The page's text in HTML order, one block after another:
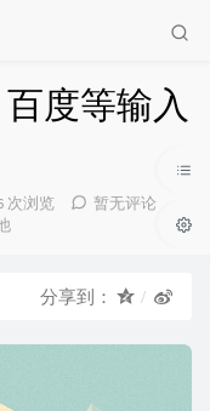
度等输入
次浏览
暂无评论
分享到：